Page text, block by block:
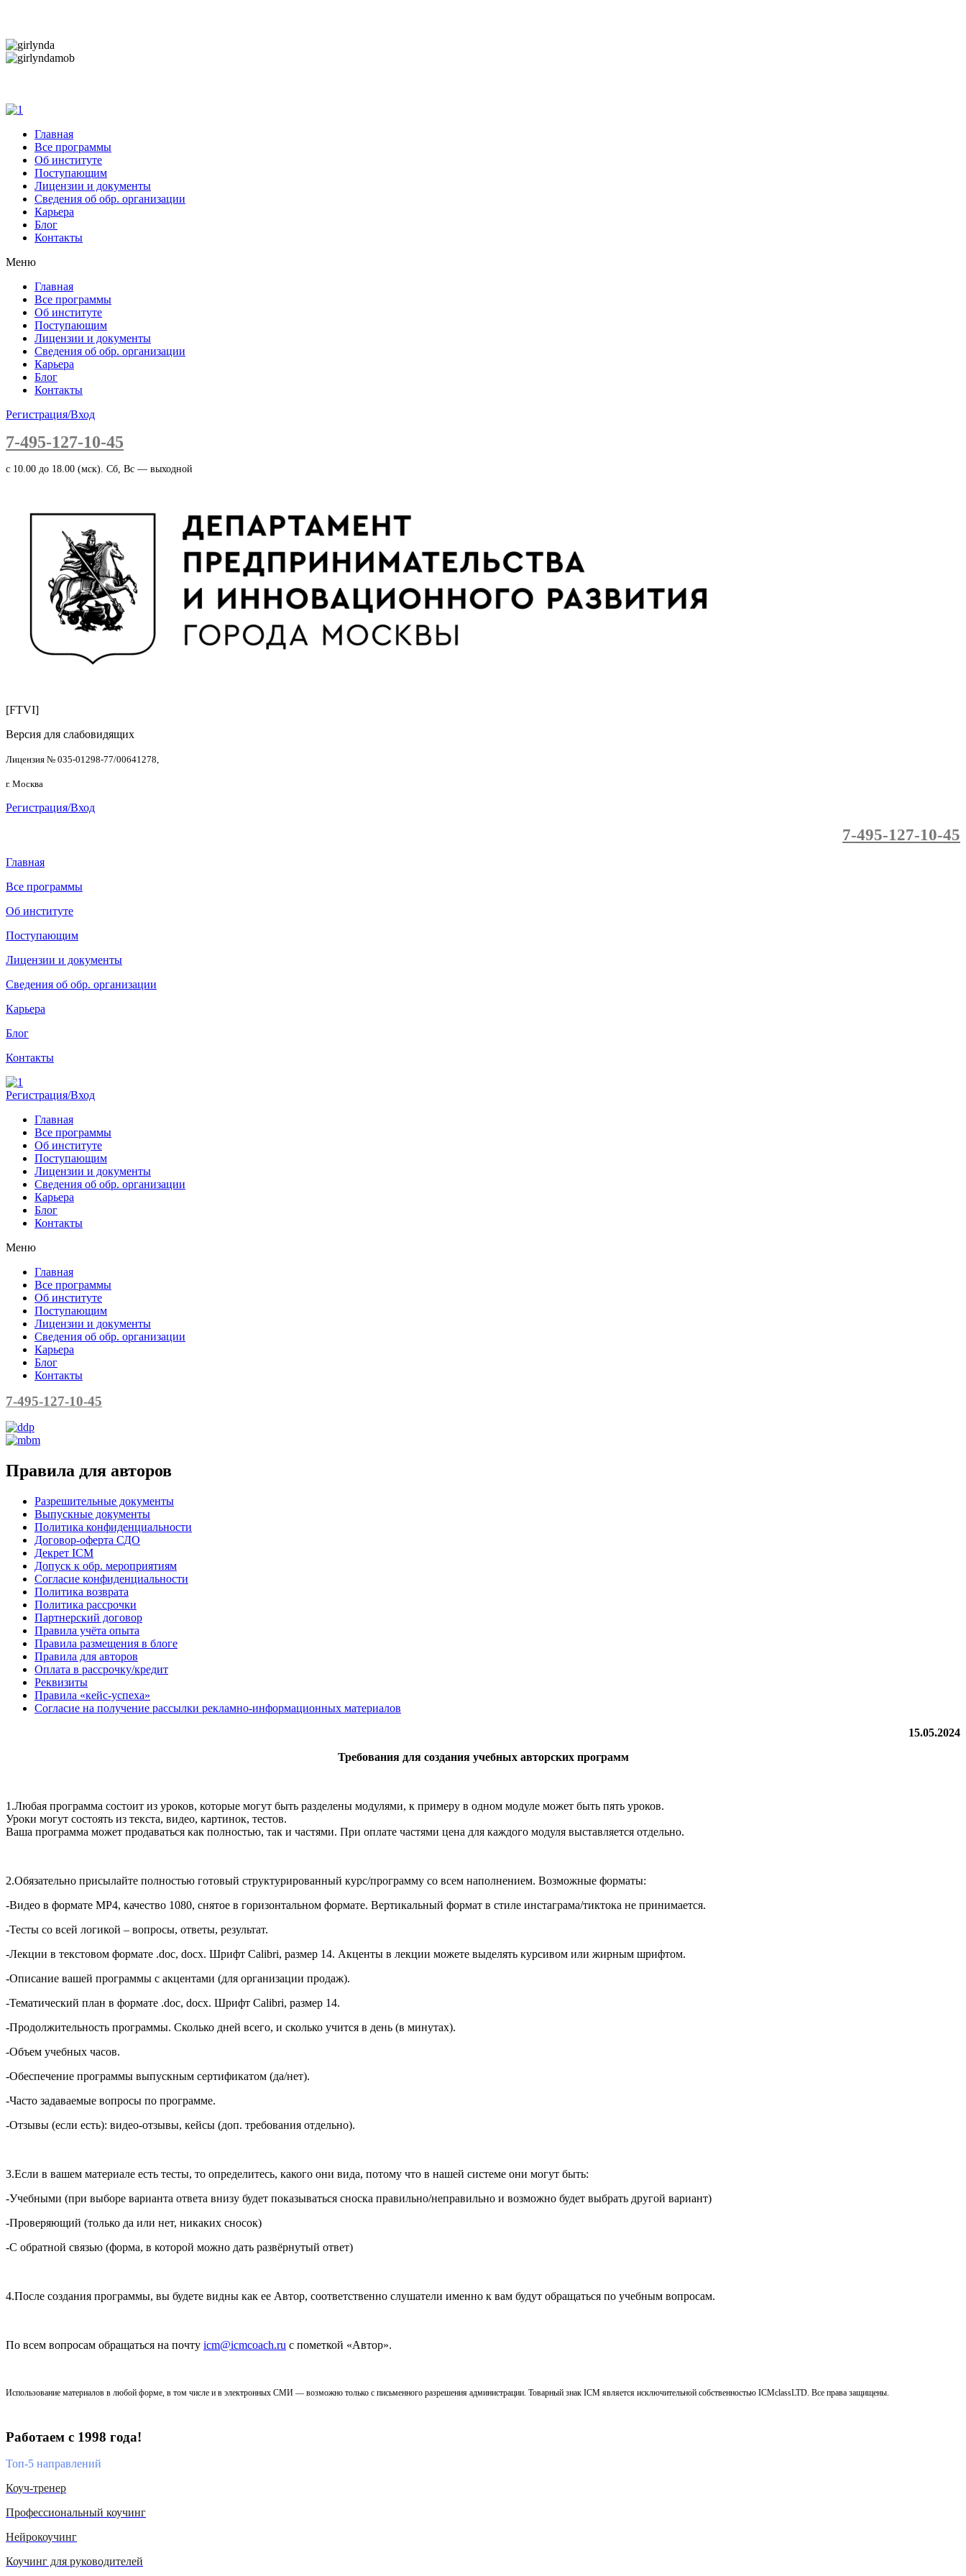
Главная
Все программы
Об институте
Поступающим
Лицензии и документы
Сведения об обр. организации
Карьера
Блог
Контакты
Меню
Главная
Все программы
Об институте
Поступающим
Лицензии и документы
Сведения об обр. организации
Карьера
Блог
Контакты
Регистрация/Вход
7-495-127-10-45
c 10.00 до 18.00 (мск). Сб, Вс — выходной
[FTVI]
Версия для слабовидящих
Лицензия № 035-01298-77/00641278,
г. Москва
Регистрация/Вход
7-495-127-10-45
Главная
Все программы
Об институте
Поступающим
Лицензии и документы
Сведения об обр. организации
Карьера
Блог
Контакты
Регистрация/Вход
Главная
Все программы
Об институте
Поступающим
Лицензии и документы
Сведения об обр. организации
Карьера
Блог
Контакты
Меню
Главная
Все программы
Об институте
Поступающим
Лицензии и документы
Сведения об обр. организации
Карьера
Блог
Контакты
7-495-127-10-45
Правила для авторов
Разрешительные документы
Выпускные документы
Политика конфиденциальности
Договор-оферта СДО
Декрет ICM
Допуск к обр. мероприятиям
Согласие конфиденциальности
Политика возврата
Политика рассрочки
Партнерский договор
Правила учёта опыта
Правила размещения в блоге
Правила для авторов
Оплата в рассрочку/кредит
Реквизиты
Правила «кейс-успеха»
Согласие на получение рассылки рекламно-информационных материалов
15.05.2024
Требования для создания учебных авторских программ
1.Любая программа состоит из уроков, которые могут быть разделены модулями, к примеру в одном модуле может быть пять уроков.
Уроки могут состоять из текста, видео, картинок, тестов.
Ваша программа может продаваться как полностью, так и частями. При оплате частями цена для каждого модуля выставляется отдельно.
2.Обязательно присылайте полностью готовый структурированный курс/программу со всем наполнением. Возможные форматы:
-Видео в формате MP4, качество 1080, снятое в горизонтальном формате. Вертикальный формат в стиле инстаграма/тиктока не принимается.
-Тесты со всей логикой – вопросы, ответы, результат.
-Лекции в текстовом формате .doc, docx. Шрифт Calibri, размер 14. Акценты в лекции можете выделять курсивом или жирным шрифтом.
-Описание вашей программы с акцентами (для организации продаж).
-Тематический план в формате .doc, docx. Шрифт Calibri, размер 14.
-Продолжительность программы. Сколько дней всего, и сколько учится в день (в минутах).
-Объем учебных часов.
-Обеспечение программы выпускным сертификатом (да/нет).
-Часто задаваемые вопросы по программе.
-Отзывы (если есть): видео-отзывы, кейсы (доп. требования отдельно).
3.Если в вашем материале есть тесты, то определитесь, какого они вида, потому что в нашей системе они могут быть:
-Учебными (при выборе варианта ответа внизу будет показываться сноска правильно/неправильно и возможно будет выбрать другой вариант)
-Проверяющий (только да или нет, никаких сносок)
-С обратной связью (форма, в которой можно дать развёрнутый ответ)
4.После создания программы, вы будете видны как ее Автор, соответственно слушатели именно к вам будут обращаться по учебным вопросам.
По всем вопросам обращаться на почту icm@icmcoach.ru с пометкой «Автор».
Использование материалов в любой форме, в том числе и в электронных СМИ — возможно только с письменного разрешения администрации. Товарный знак ICM является исключительной собственностью ICMclassLTD. Все права защищены.
Работаем с 1998 года!
Топ-5 направлений
Коуч-тренер
Профессиональный коучинг
Нейрокоучинг
Коучинг для руководителей